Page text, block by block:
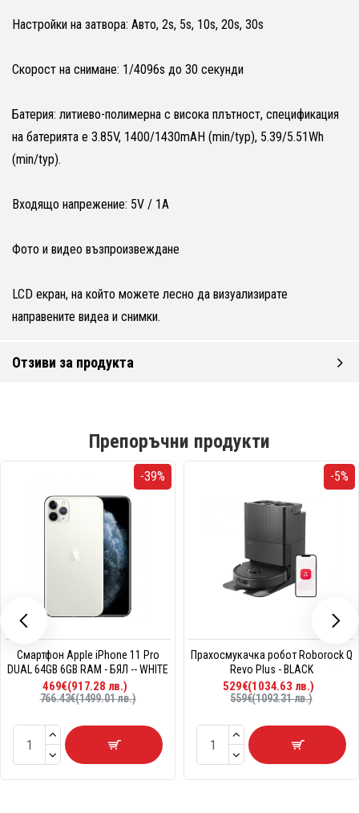
Настройки на затвора: Авто, 2s, 5s, 10s, 20s, 30s
Скорост на снимане: 1/4096s до 30 секунди
Батерия: литиево-полимерна с висока плътност, спецификация
на батерията е 3.85V, 1400/1430mAH (min/typ), 5.39/5.51Wh
(min/typ).
Входящо напрежение: 5V / 1A
Фото и видео възпроизвеждане
LCD екран, на който можете лесно да визуализирате
направените видеа и снимки.
Отзиви за продукта
Препоръчни продукти
-39%
Смартфон Apple iPhone 11 Pro
DUAL 64GB 6GB RAM - БЯЛ -- WHITE
469€(917.28 лв.)
766.43€(1499.01 лв.)
-5%
Прахосмукачка робот Roborock Q
Revo Plus - BLACK
529€(1034.63 лв.)
559€(1093.31 лв.)